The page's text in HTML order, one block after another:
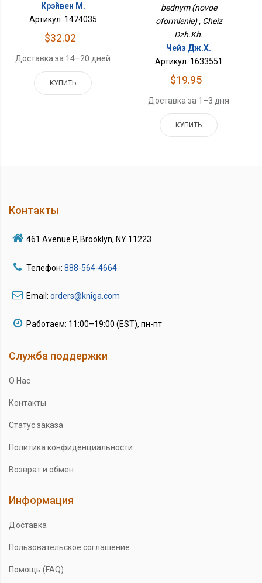
Крэйвен М.
Артикул: 1474035
$32.02
Доставка за 14–20 дней
КУПИТЬ
bednym (novoe
oformlenie) , Cheiz
Dzh.Kh.
Чейз Дж.Х.
Артикул: 1633551
$19.95
Доставка за 1–3 дня
КУПИТЬ
Контакты
461 Avenue P, Brooklyn, NY 11223
Телефон: 888-564-4664
Email: orders@kniga.com
Работаем: 11:00–19:00 (EST), пн-пт
Служба поддержки
О Нас
Контакты
Статус заказа
Политика конфиденциальности
Возврат и обмен
Информация
Доставка
Пользовательское соглашение
Помощь (FAQ)